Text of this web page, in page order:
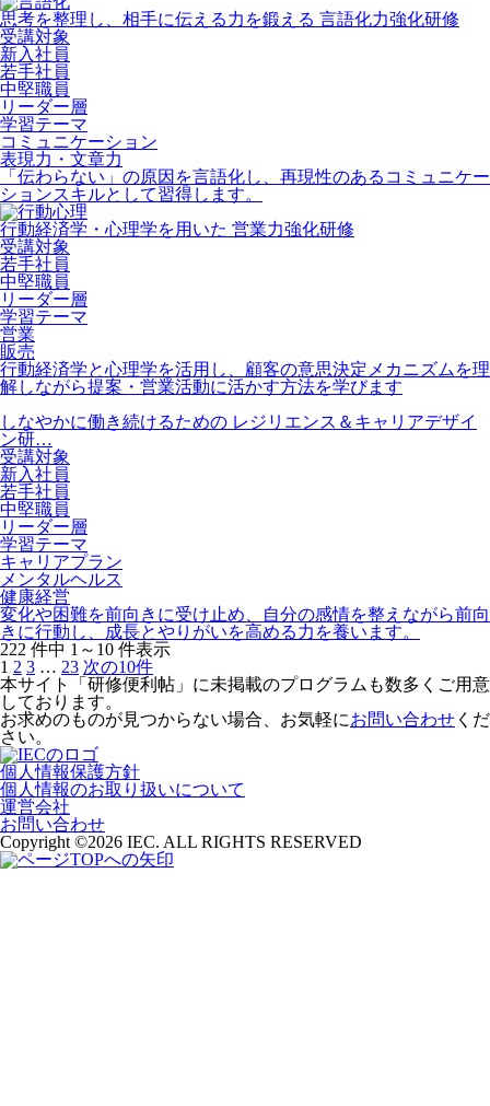
思考を整理し、相手に伝える力を鍛える 言語化力強化研修
受講対象
新入社員
若手社員
中堅職員
リーダー層
学習テーマ
コミュニケーション
表現力・文章力
「伝わらない」の原因を言語化し、再現性のあるコミュニケー
ションスキルとして習得します。
行動経済学・心理学を用いた 営業力強化研修
受講対象
若手社員
中堅職員
リーダー層
学習テーマ
営業
販売
行動経済学と心理学を活用し、顧客の意思決定メカニズムを理
解しながら提案・営業活動に活かす方法を学びます
しなやかに働き続けるための レジリエンス＆キャリアデザイ
ン研…
受講対象
新入社員
若手社員
中堅職員
リーダー層
学習テーマ
キャリアプラン
メンタルヘルス
健康経営
変化や困難を前向きに受け止め、自分の感情を整えながら前向
きに行動し、成長とやりがいを高める力を養います。
222 件中 1～10 件表示
1 2 3 … 23 次の10件
本サイト「研修便利帖」に未掲載のプログラムも数多くご用意
しております。
お求めのものが見つからない場合、お気軽にお問い合わせ くだ
さい。
個人情報保護方針
個人情報のお取り扱いについて
運営会社
お問い合わせ
Copyright ©2026 IEC. ALL RIGHTS RESERVED